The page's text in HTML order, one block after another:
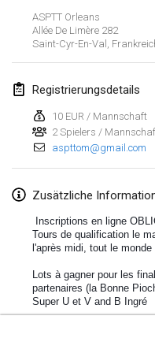
ASPTT Orleans
Allée De Limère 282
Saint-Cyr-En-Val
Registrierungsdetails
10 EUR / Mannschaft
2 Spielers /
aspttom@gmail.com
Zusätzliche
Inscriptions en ligne
Tours de qualification le
l'après midi, tout le monde
Lots à gagner pour les
partenaires (la Bonne
Super U et V and B Ingré
Buvette (bière artisanale
Lumi Mölkky
3. Feb. 2018 |
10. Feb. 2018|
Faschings-Mölkky
11. Feb. 2018|
Rakovnické
SM HalliMölkky -
24. Feb. 2018 |
Tournoi de l'ASSER